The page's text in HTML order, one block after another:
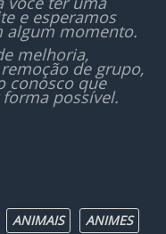
e esperamos
algum momento.
melhoria,
de grupo,
conosco que
possível.
ANIMAIS
ANIMES